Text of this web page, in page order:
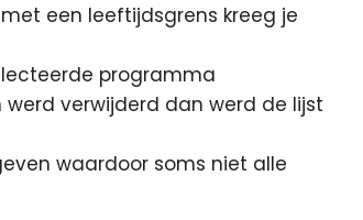
een leeftijdsgrens kreeg je
programma
verwijderd dan werd de lijst
waardoor soms niet alle